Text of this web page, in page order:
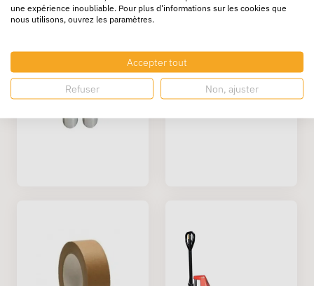
une expérience inoubliable. Pour plus d'informations sur les cookies que
nous utilisons, ouvrez les paramètres.
Accepter tout
Refuser Non, ajuster